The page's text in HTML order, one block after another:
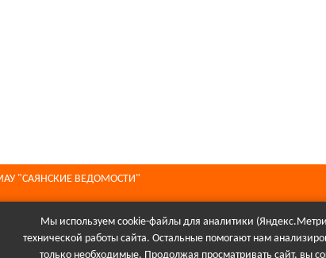
"САЯНСКИЕ ВЕДОМОСТИ"
использовании материалов в Интернете гиперссылка на сайт
Мы используем cookie-файлы для аналитики
технической работы сайта. Остальные помогают нам
только необходимые. Продолжая просматривать сайт, вы